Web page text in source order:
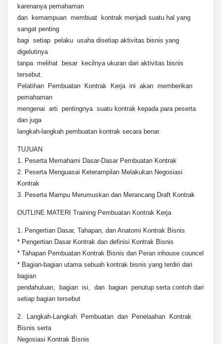
karenanya pemahaman
dan kemampuan membuat kontrak menjadi suatu hal yang
sangat penting
bagi setiap pelaku usaha disetiap aktivitas bisnis yang
digelutinya
tanpa melihat besar kecilnya ukuran dari aktivitas bisnis
tersebut.
Pelatihan Pembuatan Kontrak Kerja ini akan memberikan
pemahaman
mengenai arti pentingnya suatu kontrak kepada para peserta
dan juga
langkah-langkah pembuatan kontrak secara benar.
TUJUAN
1. Peserta Memahami Dasar-Dasar Pembuatan Kontrak
2. Peserta Menguasai Keterampilan Melakukan Negosiasi
Kontrak
3. Peserta Mampu Merumuskan dan Merancang Draft Kontrak
OUTLINE MATERI Training Pembuatan Kontrak Kerja
1. Pengertian Dasar, Tahapan, dan Anatomi Kontrak Bisnis
* Pengertian Dasar Kontrak dan definisi Kontrak Bisnis
* Tahapan Pembuatan Kontrak Bisnis dan Peran inhouse councel
* Bagian-bagian utama sebuah kontrak bisnis yang terdiri dari
bagian
pendahuluan, bagian isi, dan bagian penutup serta contoh dari
setiap bagian tersebut
2. Langkah-Langkah Pembuatan dan Penelaahan Kontrak
Bisnis serta
Negosiasi Kontrak Bisnis